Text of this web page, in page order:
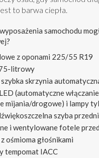
to barwa ciepła.
samochodu
z oponami 225/55 R19
litrowy
skrzynia
(automatyczne
mijania/drogowe) i lampy
szyba
i wentylowane fotele
ośmioma głośnikami
tempomat IACC